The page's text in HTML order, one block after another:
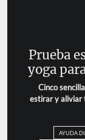
Prueba
yoga
Cinco
estirar y aliviar
AYUDA